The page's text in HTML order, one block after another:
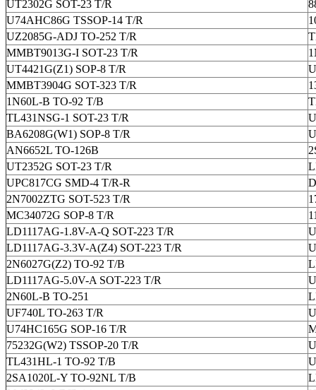
UT2302G SOT-23 T/R
U74AHC86G TSSOP-14 T/R
UZ2085G-ADJ TO-252 T/R
MMBT9013G-I SOT-23 T/R
UT4421G(Z1) SOP-8 T/R
MMBT3904G SOT-323 T/R
1N60L-B TO-92 T/B
TL431NSG-1 SOT-23 T/R
BA6208G(W1) SOP-8 T/R
AN6652L TO-126B
UT2352G SOT-23 T/R
UPC817CG SMD-4 T/R-R
2N7002ZTG SOT-523 T/R
MC34072G SOP-8 T/R
LD1117AG-1.8V-A-Q SOT-223 T/R
LD1117AG-3.3V-A(Z4) SOT-223 T/R
2N6027G(Z2) TO-92 T/B
LD1117AG-5.0V-A SOT-223 T/R
2N60L-B TO-251
UF740L TO-263 T/R
U74HC165G SOP-16 T/R
75232G(W2) TSSOP-20 T/R
TL431HL-1 TO-92 T/B
2SA1020L-Y TO-92NL T/B